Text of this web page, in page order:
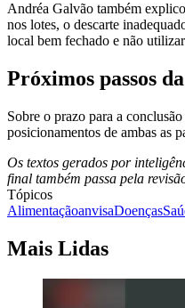
Andréa Galvão também
nos lotes, o descarte
local bem fechado e não
Próximos passos
Sobre o prazo para a
posicionamentos de ambas as
Os textos gerados por
final também passa pela
Tópicos
AlimentaçãoanvisaDoenças
Mais Lidas